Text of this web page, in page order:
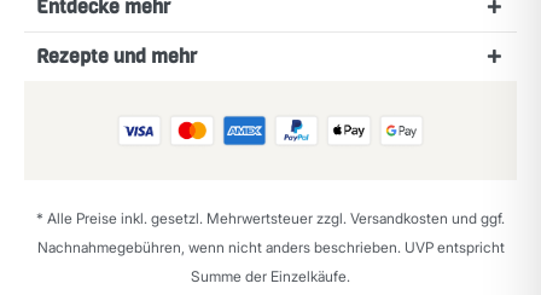
Entdecke mehr
Rezepte und mehr
* Alle Preise inkl. gesetzl. Mehrwertsteuer zzgl. Versandkosten und ggf.
Nachnahmegebühren, wenn nicht anders beschrieben. UVP entspricht
Summe der Einzelkäufe.